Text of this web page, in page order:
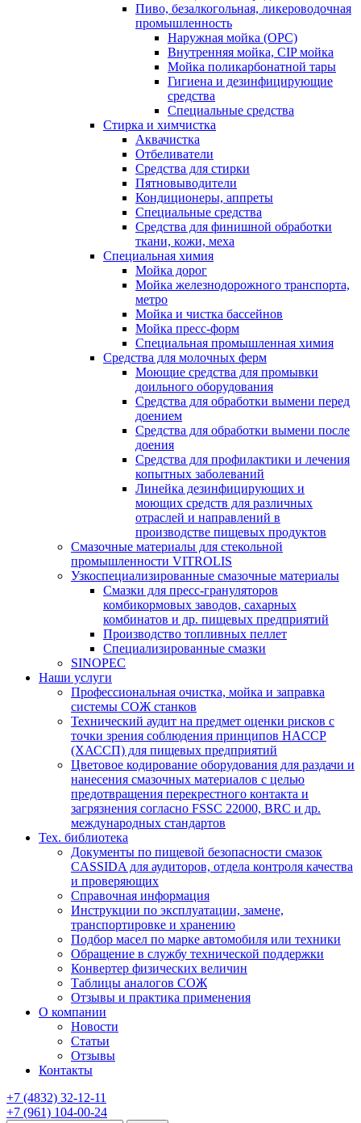
Пиво, безалкогольная, ликероводочная
промышленность
Наружная мойка (ОРС)
Внутренняя мойка, CIP мойка
Мойка поликарбонатной тары
Гигиена и дезинфицирующие
средства
Специальные средства
Стирка и химчистка
Аквачистка
Отбеливатели
Средства для стирки
Пятновыводители
Кондиционеры, аппреты
Специальные средства
Средства для финишной обработки
ткани, кожи, меха
Специальная химия
Мойка дорог
Мойка железнодорожного транспорта,
метро
Мойка и чистка бассейнов
Мойка пресс-форм
Специальная промышленная химия
Средства для молочных ферм
Моющие средства для промывки
доильного оборудования
Средства для обработки вымени перед
доением
Средства для обработки вымени после
доения
Средства для профилактики и лечения
копытных заболеваний
Линейка дезинфицирующих и
моющих средств для различных
отраслей и направлений в
производстве пищевых продуктов
Смазочные материалы для стекольной
промышленности VITROLIS
Узкоспециализированные смазочные материалы
Смазки для пресс-грануляторов
комбикормовых заводов, сахарных
комбинатов и др. пищевых предприятий
Производство топливных пеллет
Специализированные смазки
SINOPEC
Наши услуги
Профессиональная очистка, мойка и заправка
системы СОЖ станков
Технический аудит на предмет оценки рисков с
точки зрения соблюдения принципов HACCP
(ХАССП) для пищевых предприятий
Цветовое кодирование оборудования для раздачи и
нанесения смазочных материалов с целью
предотвращения перекрестного контакта и
загрязнения согласно FSSC 22000, BRC и др.
международных стандартов
Тех. библиотека
Документы по пищевой безопасности смазок
CASSIDA для аудиторов, отдела контроля качества
и проверяющих
Справочная информация
Инструкции по эксплуатации, замене,
транспортировке и хранению
Подбор масел по марке автомобиля или техники
Обращение в службу технической поддержки
Конвертер физических величин
Таблицы аналогов СОЖ
Отзывы и практика применения
О компании
Новости
Статьи
Отзывы
Контакты
+7 (4832) 32-12-11
+7 (961) 104-00-24